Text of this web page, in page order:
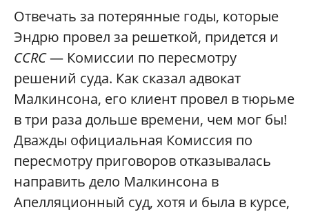
Отвечать за потерянные годы, которые
Эндрю провел за решеткой, придется и
CCRC— Комиссии по пересмотру
решений суда. Как сказал адвокат
Малкинсона, его клиент провел в тюрьме
в три раза дольше времени, чем мог бы!
Дважды официальная Комиссия по
пересмотру приговоров отказывалась
направить дело Малкинсона в
Апелляционный суд, хотя и была в курсе,